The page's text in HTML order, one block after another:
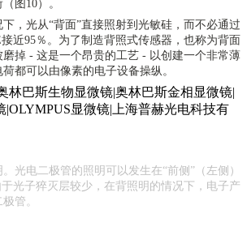
图10）。
，光从“背面”直接照射到光敏硅，而不必通过
近95％。为了制造背照式传感器，也称为背面
掉 - 这是一个昂贵的工艺 - 以创建一个非常薄
都可以由像素的电子设备操纵。
光电二极管的照明可以发生在“前侧”（左侧）
光子猝灭层较少，在背照明的情况下，电子产
管。